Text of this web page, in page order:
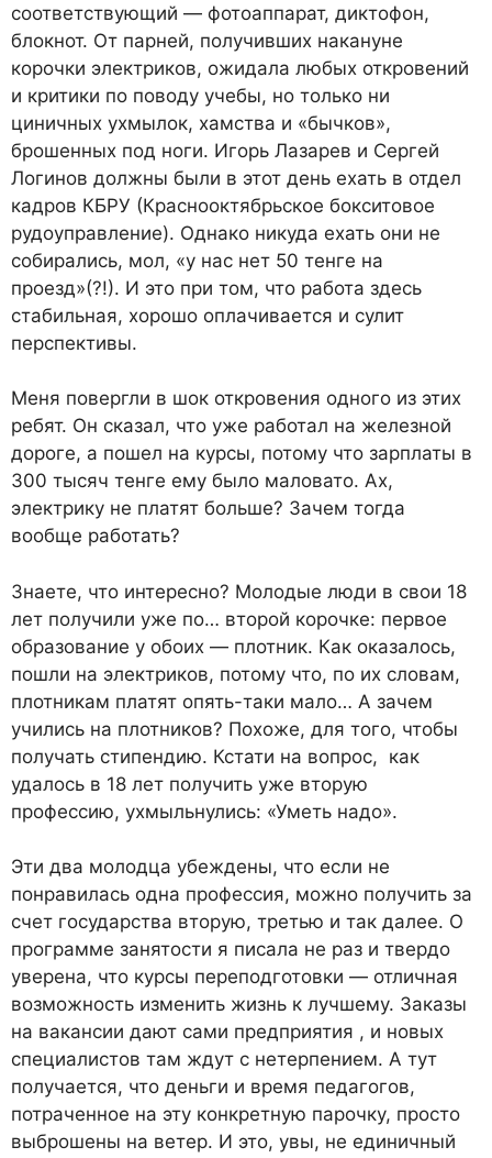
соответствующий — фотоаппарат, диктофон,
блокнот. От парней, получивших накануне
корочки электриков, ожидала любых откровений
и критики по поводу учебы, но только ни
циничных ухмылок, хамства и «бычков»,
брошенных под ноги. Игорь Лазарев и Сергей
Логинов должны были в этот день ехать в отдел
кадров КБРУ (Краснооктябрьское бокситовое
рудоуправление). Однако никуда ехать они не
собирались, мол, «у нас нет 50 тенге на
проезд»(?!). И это при том, что работа здесь
стабильная, хорошо оплачивается и сулит
перспективы.
Меня повергли в шок откровения одного из этих
ребят. Он сказал, что уже работал на железной
дороге, а пошел на курсы, потому что зарплаты в
300 тысяч тенге ему было маловато. Ах,
электрику не платят больше? Зачем тогда
вообще работать?
Знаете, что интересно? Молодые люди в свои 18
лет получили уже по… второй корочке: первое
образование у обоих — плотник. Как оказалось,
пошли на электриков, потому что, по их словам,
плотникам платят опять-таки мало… А зачем
учились на плотников? Похоже, для того, чтобы
получать стипендию. Кстати на вопрос, как
удалось в 18 лет получить уже вторую
профессию, ухмыльнулись: «Уметь надо».
Эти два молодца убеждены, что если не
понравилась одна профессия, можно получить за
счет государства вторую, третью и так далее. О
программе занятости я писала не раз и твердо
уверена, что курсы переподготовки — отличная
возможность изменить жизнь к лучшему. Заказы
на вакансии дают сами предприятия , и новых
специалистов там ждут с нетерпением. А тут
получается, что деньги и время педагогов,
потраченное на эту конкретную парочку, просто
выброшены на ветер. И это, увы, не единичный